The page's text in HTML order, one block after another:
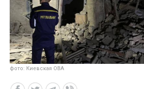
фото: Киевская ОВА